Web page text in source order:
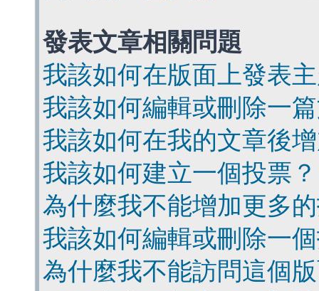
發表文章相關問題
我該如何在版面上發表
我該如何編輯或刪除一
我該如何在我的文章後
我該如何建立一個投票？
為什麼我不能增加更多
我該如何編輯或刪除一
為什麼我不能訪問這個